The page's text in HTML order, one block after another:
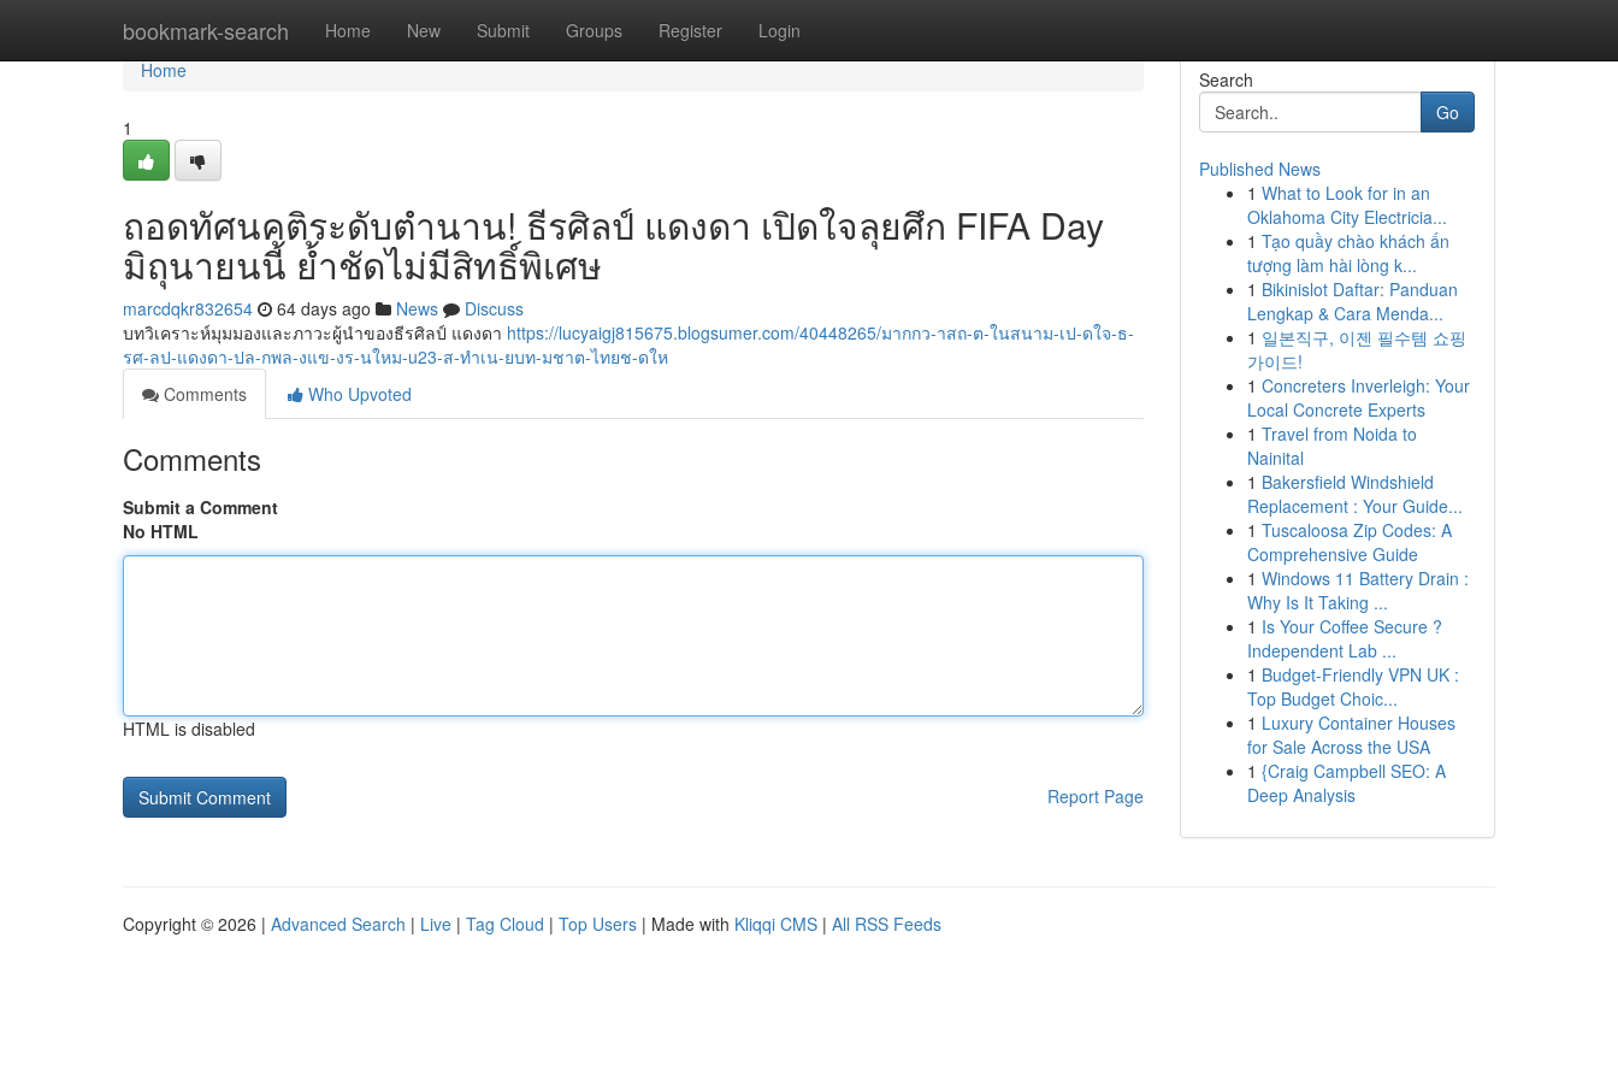
bookmark-search Home New Submit Groups Register Login
Home
Home
1
ถอดทัศนคติระดับตำนาน! ธีรศิลป์ แดงดา เปิดใจลุยศึก FIFA Day
มิถุนายนนี้ ย้ำชัดไม่มีสิทธิ์พิเศษ
marcdqkr832654 64 days ago News
Discuss
บทวิเคราะห์มุมมองและภาวะผู้นำของธีรศิลป์ แดงดา https://lucyaigj815675.blogsumer.com/40448265/มากกว-าสถ-ต-ในสนาม-เป-ดใจ-ธ-
รศ-ลป-แดงดา-ปล-กพล-งแข-งร-นใหม-u23-ส-ทำเน-ยบท-มชาต-ไทยช-ดให
Comments
Who Upvoted
Comments
Submit a Comment
No HTML
HTML is disabled
Report Page
Search
Go
Published News
1 What to Look for in an
Oklahoma City Electricia...
1 Tạo quầy chào khách ấn
tượng làm hài lòng k...
1 Bikinislot Daftar: Panduan
Lengkap & Cara Menda...
1 일본직구, 이젠 필수템 쇼핑
가이드!
1 Concreters Inverleigh: Your
Local Concrete Experts
1 Travel from Noida to
Nainital
1 Bakersfield Windshield
Replacement : Your Guide...
1 Tuscaloosa Zip Codes: A
Comprehensive Guide
1 Windows 11 Battery Drain :
Why Is It Taking ...
1 Is Your Coffee Secure ?
Independent Lab ...
1 Budget-Friendly VPN UK :
Top Budget Choic...
1 Luxury Container Houses
for Sale Across the USA
1 {Craig Campbell SEO: A
Deep Analysis
Copyright © 2026 | Advanced Search | Live | Tag Cloud | Top Users | Made with Kliqqi CMS | All RSS Feeds